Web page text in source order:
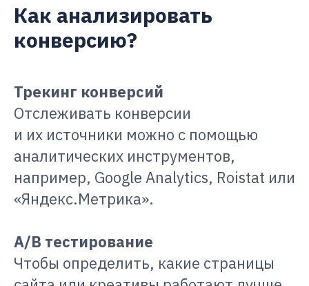
Как анализировать
конверсию?
Трекинг конверсий
Отслеживать конверсии
и их источники можно с помощью
аналитических инструментов,
например, Google Analytics, Roistat или
«Яндекс.Метрика».
A/B тестирование
Чтобы определить, какие страницы